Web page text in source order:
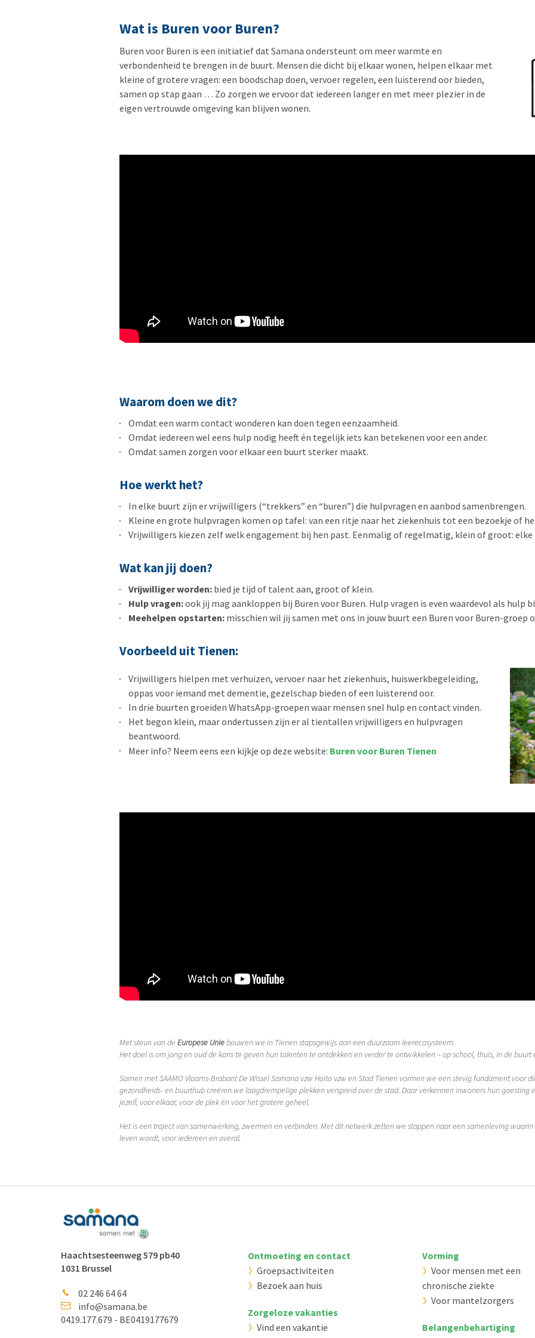
Wat is Buren voor Buren?
Buren voor Buren is een initiatief dat Samana ondersteunt om meer warmte en
verbondenheid te brengen in de buurt. Mensen die dicht bij elkaar wonen, helpen elkaar met
kleine of grotere vragen: een boodschap doen, vervoer regelen, een luisterend oor bieden,
samen op stap gaan … Zo zorgen we ervoor dat iedereen langer en met meer plezier in de
eigen vertrouwde omgeving kan blijven wonen.
Waarom doen we dit?
Omdat een warm contact wonderen kan doen tegen eenzaamheid.
Omdat iedereen wel eens hulp nodig heeft én tegelijk iets kan betekenen voor een ander.
Omdat samen zorgen voor elkaar een buurt sterker maakt.
Hoe werkt het?
In elke buurt zijn er vrijwilligers (“trekkers” en “buren”) die hulpvragen en aanbod samenbrengen.
Kleine en grote hulpvragen komen op tafel: van een ritje naar het ziekenhuis tot een bezoekje of
Vrijwilligers kiezen zelf welk engagement bij hen past. Eenmalig of regelmatig, klein of groot:
Wat kan jij doen?
Vrijwilliger worden:bied je tijd of talent aan, groot of klein.
Hulp vragen:ook jij mag aankloppen bij Buren voor Buren. Hulp vragen is even waardevol als hulp
Meehelpen opstarten:misschien wil jij samen met ons in jouw buurt een Buren voor Buren-groep
Voorbeeld uit Tienen:
Vrijwilligers hielpen met verhuizen, vervoer naar het ziekenhuis, huiswerkbegeleiding,
oppas voor iemand met dementie, gezelschap bieden of een luisterend oor.
In drie buurten groeiden WhatsApp-groepen waar mensen snel hulp en contact vinden.
Het begon klein, maar ondertussen zijn er al tientallen vrijwilligers en hulpvragen
beantwoord.
Meer info? Neem eens een kijkje op deze website: Buren voor Buren Tienen
Met steun van de Europese Uniebouwen we in Tienen stapsgewijs aan een duurzaam leerecosysteem.
Het doel is om jong en oud de kans te geven hun talenten te ontdekken en verder te ontwikkelen – op school, thuis, in de buurt
Samen met SAAMO Vlaams-Brabant De Wissel Samana vzw Hoito vzw en Stad Tienen vormen we een stevig fundament voor
gezondheids- en buurthub creëren we laagdrempelige plekken verspreid over de stad. Daar verkennen inwoners hun goesting
jezelf, voor elkaar, voor de plek én voor het grotere geheel.
Het is een traject van samenwerking, zwermen en verbinden. Met dit netwerk zetten we stappen naar een samenleving
leven wordt, voor iedereen en overal.
Haachtsesteenweg 579 pb40
1031 Brussel
02 246 64 64
info@samana.be
0419.177.679 - BE0419177679
Ontmoeting en contact
Groepsactiviteiten
Bezoek aan huis
Zorgeloze vakanties
Vind een vakantie
Vorming
Voor mensen met een
chronische ziekte
Voor mantelzorgers
Belangenbehartiging